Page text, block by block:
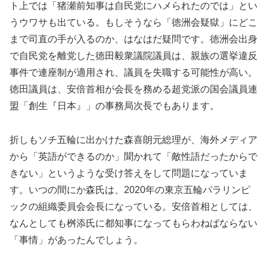
ト上では「猪瀬前知事は自民党にハメられたのでは」とい
うウワサも出ている。もしそうなら「徳洲会疑獄」にどこ
まで司直の手が入るのか、はなはだ疑問です。徳洲会出身
で自民党を離党した徳田毅衆議院議員は、親族の選挙違反
事件で連座制が適用され、議員を失職する可能性が高い。
徳田議員は、安倍首相が会長を務める超党派の国会議員連
盟「創生『日本』」の事務局次長でもあります。
折しもソチ五輪に出かけた森喜朗元総理が、海外メディア
から「英語ができるのか」聞かれて「敵性語だったからで
きない」というような受け答えをして問題になっていま
す。いつの間にか森氏は、2020年の東京五輪パラリンピ
ックの組織委員会会長になっている。安倍首相としては、
なんとしても桝添氏に都知事になってもらわねばならない
「事情」があったんでしょう。